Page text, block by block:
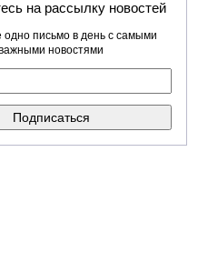
на рассылку новостей
одно письмо в день с самыми
новостями